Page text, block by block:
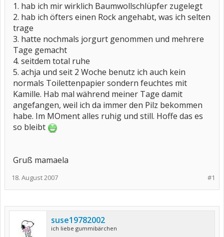
1. hab ich mir wirklich Baumwollschlüpfer zugelegt
2. hab ich öfters einen Rock angehabt, was ich selten
trage
3. hatte nochmals jorgurt genommen und mehrere
Tage gemacht
4. seitdem total ruhe
5. achja und seit 2 Woche benutz ich auch kein
normals Toilettenpapier sondern feuchtes mit
Kamille. Hab mal während meiner Tage damit
angefangen, weil ich da immer den Pilz bekommen
habe. Im MOment alles ruhig und still. Hoffe das es
so bleibt
Gruß mamaela
#1
18. August 2007
suse19782002
ich liebe gummibärchen